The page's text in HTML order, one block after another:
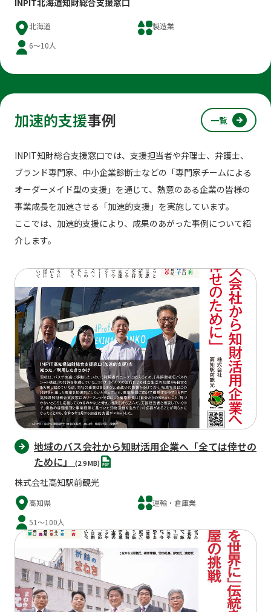
北海道
製造業
6～10人
加速的支援事例 一覧
INPIT知財総合支援窓口では、支援担当者や弁理士、弁護士、
ブランド専門家、中小企業診断士などの「専門家チームによる
オーダーメイド型の支援」を通じて、熱意のある企業の皆様の
事業成長を加速させる「加速的支援」を実施しています。
ここでは、加速的支援により、成果のあがった事例について紹
介します。
地域のバス会社から知財活用企業へ「全ては倖せの
ために」
(2.9 MB)PDF
株式会社高知駅前観光
高知県
運輸・倉庫業
51～100人